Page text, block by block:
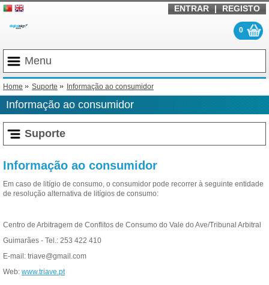
0
ENTRAR | REGISTO
Menu
Home Suporte Informação ao consumidor
Informação ao consumidor
Suporte
Informação ao consumidor
Em caso de litígio de consumo, o consumidor pode recorrer à seguinte entidade
de resolução alternativa de litígios de consumo:
Centro de Arbitragem de Conflitos de Consumo do Vale do Ave/Tribunal Arbitral
Guimarães - Tel.: 253 422 410
E-mail: triave@gmail.com
Web: www.triave.pt